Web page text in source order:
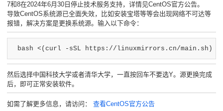
售前咨询热线工单联系客服
7和8在2024年6月30日停止技术服务支持，详情见CentOS官方公告。
导致CentOS系统源已全面失效，比如安装宝塔等等会出现网络不可达等
报错，解决方案是更换系统源。输入以下命令：
bash <(curl -sSL https://linuxmirrors.cn/main.sh)
然后选择中国科技大学或者清华大学，一直按回车不要选Y。源更换完成
后，即可正常安装软件。
如需了解更多信息，请访问： 查看CentOS官方公告